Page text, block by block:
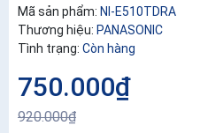
Mã sản phẩm: NI-E510TDRA
Thương hiệu: PANASONIC
Tình trạng: Còn hàng
750.000₫
920.000₫